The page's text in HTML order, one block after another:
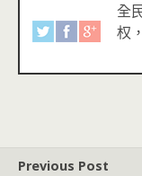
全
权
Previous Post